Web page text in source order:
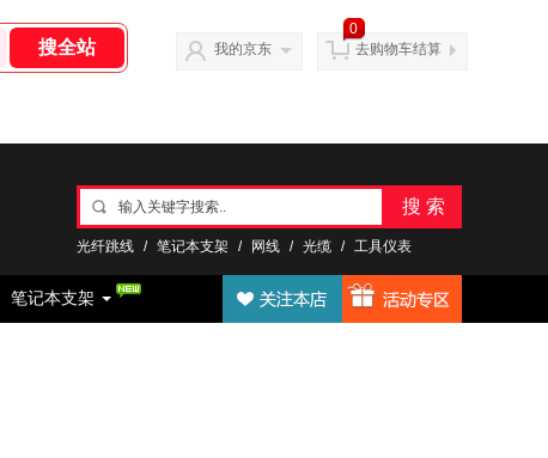
我的京东
0
去购物车结算
搜 索
光纤跳线 / 笔记本支架 / 网线 / 光缆 / 工具仪表
笔记本支架